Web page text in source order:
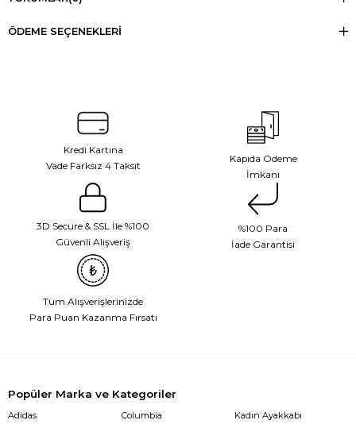
ÖDEME SEÇENEKLERI
Kredi Kartına
Vade Farksız 4 Taksit
Kapıda Ödeme
İmkanı
3D Secure & SSL İle %100
Güvenli Alışveriş
%100 Para
İade Garantisi
Tüm Alışverişlerinizde
Para Puan Kazanma Fırsatı
Popüler Marka ve Kategoriler
Adidas
Columbia
Kadın Ayakkabı